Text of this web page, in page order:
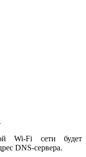
Wi-Fi сети будет
DNS-сервера.